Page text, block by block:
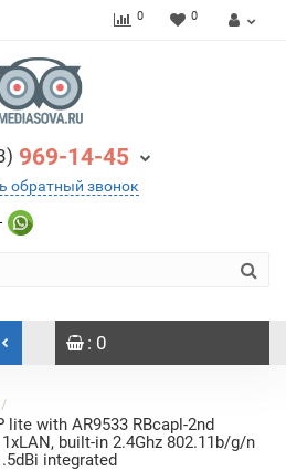
0 0
969-14-45
обратный звонок
: 0
lite with AR9533 RBcapl-2nd
built-in 2.4Ghz 802.11b/g/n
integrated